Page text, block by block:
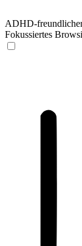
ADHD-
Fokussiertes